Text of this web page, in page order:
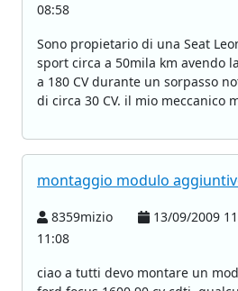
08:58
Sono propietario di una Seat
sport circa a 50mila km avendo
a 180 CV durante un sorpasso
di circa 30 CV. il mio meccanico
montaggio modulo
8359mizio 13/09/2009
11:08
ciao a tutti devo montare un